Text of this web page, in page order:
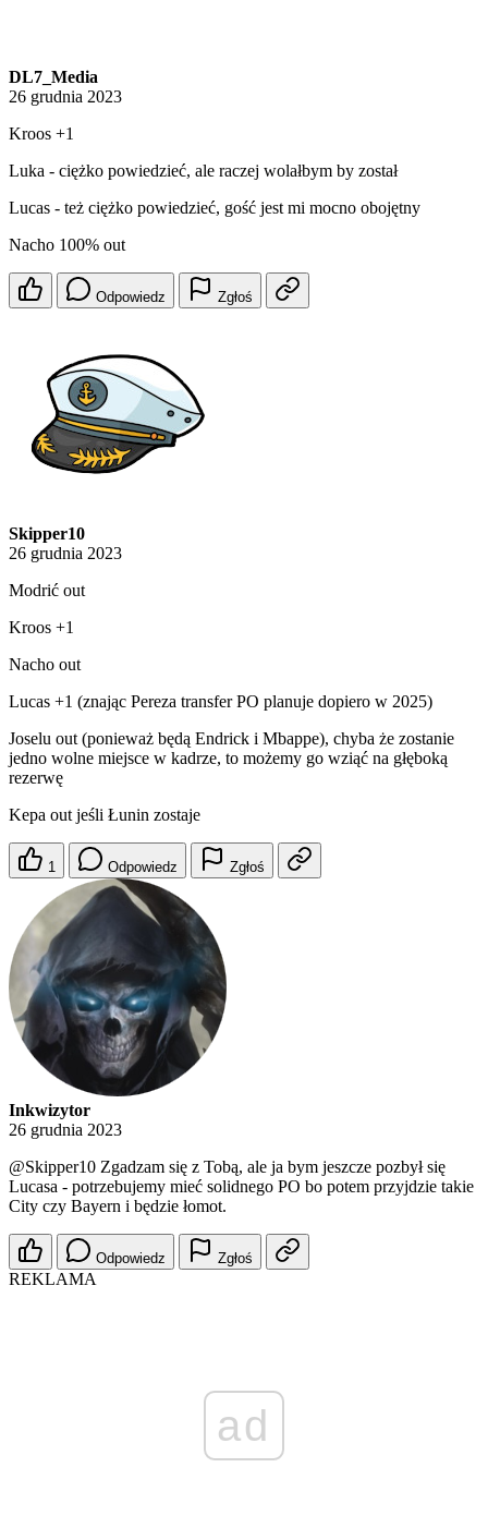
DL7_Media
26 grudnia 2023
Kroos +1
Luka - ciężko powiedzieć, ale raczej wolałbym by został
Lucas - też ciężko powiedzieć, gość jest mi mocno obojętny
Nacho 100% out
Odpowiedz Zgłoś
Skipper10
26 grudnia 2023
Modrić out
Kroos +1
Nacho out
Lucas +1 (znając Pereza transfer PO planuje dopiero w 2025)
Joselu out (ponieważ będą Endrick i Mbappe), chyba że zostanie
jedno wolne miejsce w kadrze, to możemy go wziąć na głęboką
rezerwę
Kepa out jeśli Łunin zostaje
1 Odpowiedz Zgłoś
Inkwizytor
26 grudnia 2023
@Skipper10 Zgadzam się z Tobą, ale ja bym jeszcze pozbył się
Lucasa - potrzebujemy mieć solidnego PO bo potem przyjdzie takie
City czy Bayern i będzie łomot.
Odpowiedz Zgłoś
REKLAMA
ad